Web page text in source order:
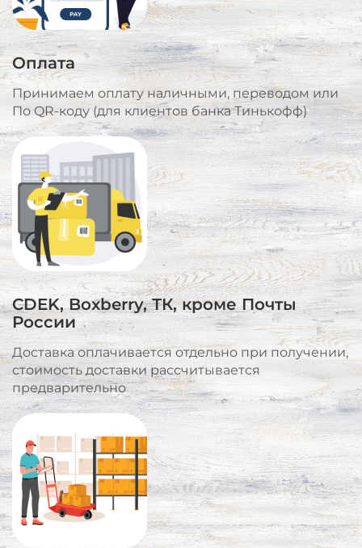
Оплата
Принимаем оплату наличными, переводом или
По QR-коду (для клиентов банка Тинькофф)
CDEK, Boxberry, ТК, кроме Почты
России
Доставка оплачивается отдельно при получении,
стоимость доставки рассчитывается
предварительно